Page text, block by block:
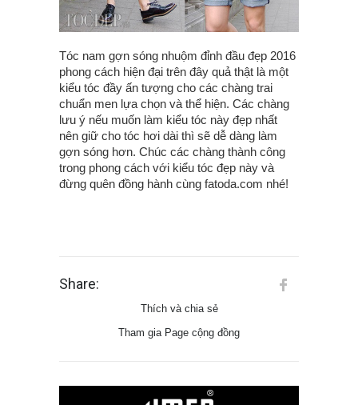
Tóc nam gợn sóng nhuộm đỉnh đầu đẹp 2016
phong cách hiện đại trên đây quả thật là một
kiểu tóc đầy ấn tượng cho các chàng trai
chuẩn men lựa chọn và thể hiện. Các chàng
lưu ý nếu muốn làm kiểu tóc này đẹp nhất
nên giữ cho tóc hơi dài thì sẽ dễ dàng làm
gợn sóng hơn. Chúc các chàng thành công
trong phong cách với kiểu tóc đẹp này và
đừng quên đồng hành cùng fatoda.com nhé!
Share:
Thích và chia sẻ
Tham gia Page cộng đồng